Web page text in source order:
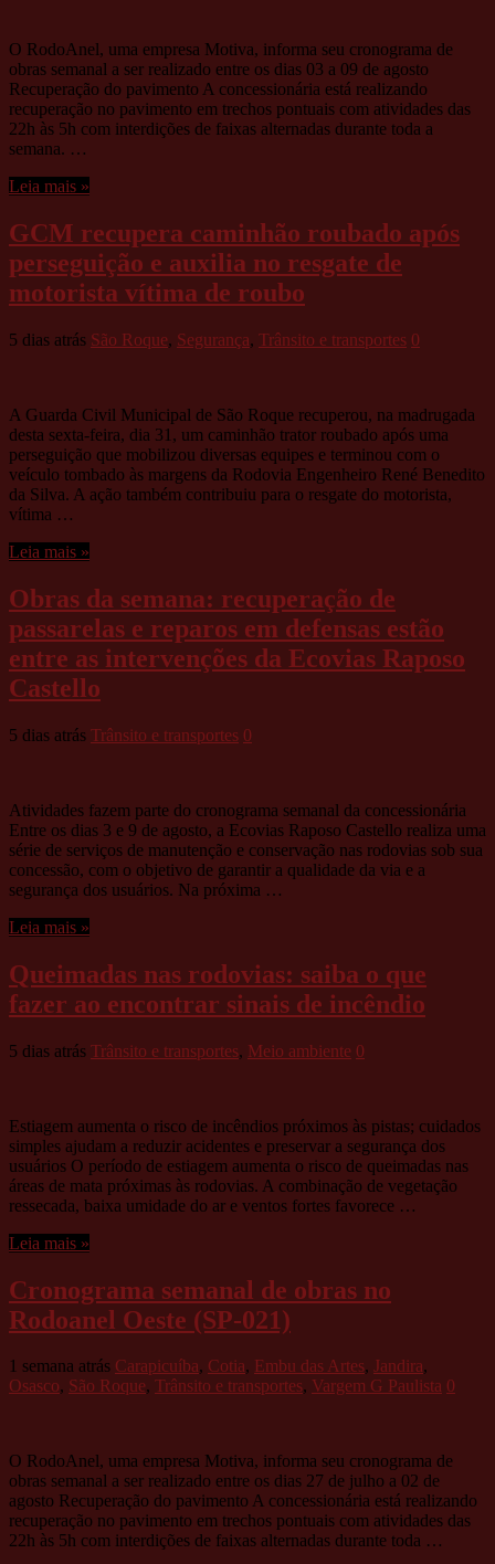
O RodoAnel, uma empresa Motiva, informa seu cronograma de
obras semanal a ser realizado entre os dias 03 a 09 de agosto
Recuperação do pavimento A concessionária está realizando
recuperação no pavimento em trechos pontuais com atividades das
22h às 5h com interdições de faixas alternadas durante toda a
semana. …
Leia mais »
GCM recupera caminhão roubado após
perseguição e auxilia no resgate de
motorista vítima de roubo
5 dias atrás São Roque, Segurança, Trânsito e transportes 0
A Guarda Civil Municipal de São Roque recuperou, na madrugada
desta sexta-feira, dia 31, um caminhão trator roubado após uma
perseguição que mobilizou diversas equipes e terminou com o
veículo tombado às margens da Rodovia Engenheiro René Benedito
da Silva. A ação também contribuiu para o resgate do motorista,
vítima …
Leia mais »
Obras da semana: recuperação de
passarelas e reparos em defensas estão
entre as intervenções da Ecovias Raposo
Castello
5 dias atrás Trânsito e transportes 0
Atividades fazem parte do cronograma semanal da concessionária
Entre os dias 3 e 9 de agosto, a Ecovias Raposo Castello realiza uma
série de serviços de manutenção e conservação nas rodovias sob sua
concessão, com o objetivo de garantir a qualidade da via e a
segurança dos usuários. Na próxima …
Leia mais »
Queimadas nas rodovias: saiba o que
fazer ao encontrar sinais de incêndio
5 dias atrás Trânsito e transportes, Meio ambiente 0
Estiagem aumenta o risco de incêndios próximos às pistas; cuidados
simples ajudam a reduzir acidentes e preservar a segurança dos
usuários O período de estiagem aumenta o risco de queimadas nas
áreas de mata próximas às rodovias. A combinação de vegetação
ressecada, baixa umidade do ar e ventos fortes favorece …
Leia mais »
Cronograma semanal de obras no
Rodoanel Oeste (SP-021)
1 semana atrás Carapicuíba, Cotia, Embu das Artes, Jandira,
Osasco, São Roque, Trânsito e transportes, Vargem G Paulista 0
O RodoAnel, uma empresa Motiva, informa seu cronograma de
obras semanal a ser realizado entre os dias 27 de julho a 02 de
agosto Recuperação do pavimento A concessionária está realizando
recuperação no pavimento em trechos pontuais com atividades das
22h às 5h com interdições de faixas alternadas durante toda …